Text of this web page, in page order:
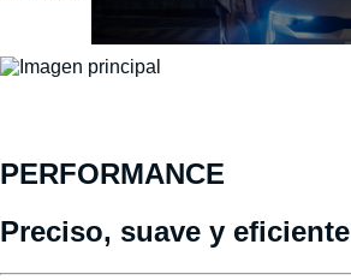
PERFORMANCE
Preciso, suave y eficiente